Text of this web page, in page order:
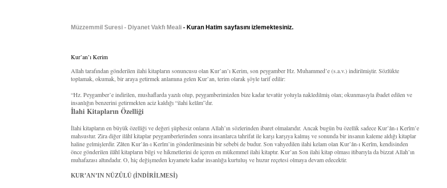
Müzzemmil Suresi - Diyanet Vakfı Meali - Kuran Hatim sayfasını izlemektesiniz.
Kur’an’ı Kerim
Allah tarafından gönderilen ilahi kitapların sonuncusu olan Kur’an’ı Kerim, son peygamber Hz. Muhammed’e (s.a.v.) indirilmiştir. Sözlükte
toplamak, okumak, bir araya getirmek anlamına gelen Kur’an, terim olarak şöyle tarif edilir:
“Hz. Peygamber’e indirilen, mushaflarda yazılı olup, peygamberimizden bize kadar tevatür yoluyla nakledilmiş olan; okunmasıyla ibadet edilen ve
insanlığın benzerini getirmekten aciz kaldığı “ilahi kelâm”dır.
İlahi Kitapların Özelliği
İlahi kitapların en büyük özelliği ve değeri şüphesiz onların Allah’ın sözlerinden ibaret olmalarıdır. Ancak bugün bu özellik sadece Kur’ân-ı Kerîm’e
mahsustur. Zira diğer ilâhî kitaplar peygamberlerinden sonra insanlarca tahrifat ile karşı karşıya kalmış ve sonunda bir insanın kaleme aldığı kitaplar
haline gelmişlerdir. Zâten Kur’ân-ı Kerîm’in gönderilmesinin bir sebebi de budur. Son vahyedilen ilahi kelam olan Kur’ân-ı Kerîm, kendisinden
önce gönderilen ilâhî kitapların bilgi ve hikmetlerini de içeren en mükemmel ilahi kitaptır. Kur’an Son ilahi kitap olması itibarıyla da bizzat Allah’ın
muhafazası altındadır. O, hiç değişmeden kıyamete kadar insanlığa kurtuluş ve huzur reçetesi olmaya devam edecektir.
KUR’AN’IN NÜZÛLÜ (İNDİRİLMESİ)